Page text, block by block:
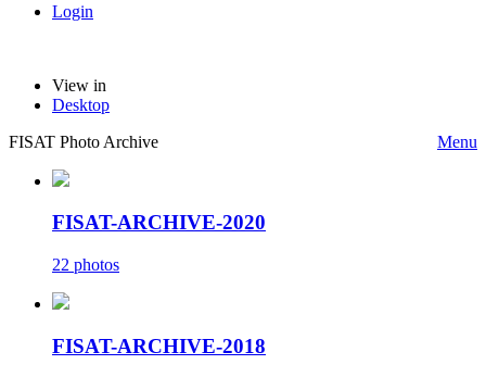
Login
View in
Desktop
FISAT Photo Archive
Menu
FISAT-ARCHIVE-2020
22 photos
FISAT-ARCHIVE-2018